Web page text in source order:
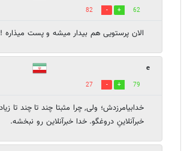
62
82
الان پرستویی هم بیدار میشه و پست میذاره !
e
79
27
خبرآنلاینِ دروغ‎گو. خدا خبرآنلاین رو نبخشه.